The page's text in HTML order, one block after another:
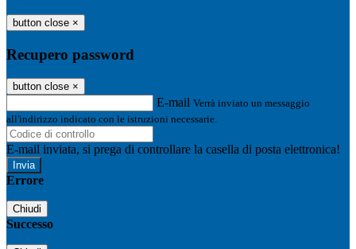
button close ×
Recupero password
button close ×
E-mail Verrà inviato un messaggio
all'indirizzo indicato con le istruzioni necessarie.
E-mail inviata, si prega di controllare la casella di posta elettronica!
Errore
Chiudi
Successo